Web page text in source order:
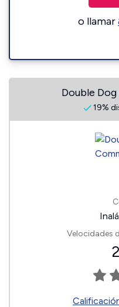
o llamar
Double
19%
Velocidades